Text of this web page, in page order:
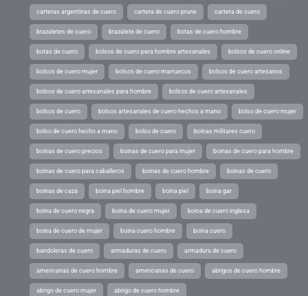
carteras argentinas de cuero cartera de cuero prune cartera de cuero
brazaletes de cuero brazalete de cuero botas de cuero hombre
botas de cuero bolsos de cuero para hombre artesanales bolsos de cuero online
bolsos de cuero mujer bolsos de cuero marruecos bolsos de cuero artesanos
bolsos de cuero artesanales para hombre bolsos de cuero artesanales
bolsos de cuero bolsos artesanales de cuero hechos a mano bolso de cuero mujer
bolso de cuero hecho a mano bolso de cuero boinas militares cuero
boinas de cuero precios boinas de cuero para mujer boinas de cuero para hombre
boinas de cuero para caballeros boinas de cuero hombre boinas de cuero
boinas de caza boina piel hombre boina piel boina gar
boina de cuero negra boina de cuero mujer boina de cuero inglesa
boina de cuero de mujer boina cuero hombre boina cuero
bandoleras de cuero armaduras de cuero armadura de cuero
americanas de cuero hombre americanas de cuero abrigos de cuero hombre
abrigo de cuero mujer abrigo de cuero hombre